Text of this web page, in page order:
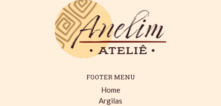
FOOTER MENU
Home
Argilas